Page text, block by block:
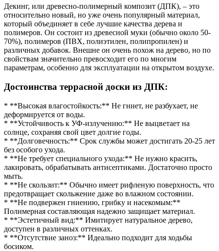
Декинг, или древесно-полимерный композит (ДПК), – это
относительно новый, но уже очень популярный материал,
который объединяет в себе лучшие качества дерева и
полимеров. Он состоит из древесной муки (обычно около 50-
70%), полимеров (ПВХ, полиэтилен, полипропилен) и
различных добавок. Внешне он очень похож на дерево, но по
свойствам значительно превосходит его по многим
параметрам, особенно для эксплуатации на открытом воздухе.
Достоинства террасной доски из ДПК:
* **Высокая влагостойкость:** Не гниет, не разбухает, не
деформируется от воды.
* **Устойчивость к УФ-излучению:** Не выцветает на
солнце, сохраняя свой цвет долгие годы.
* **Долговечность:** Срок службы может достигать 20-25 лет
без особого ухода.
* **Не требует специального ухода:** Не нужно красить,
лакировать, обрабатывать антисептиками. Достаточно просто
мыть.
* **Не скользит:** Обычно имеет рифленую поверхность, что
предотвращает скольжение даже во влажном состоянии.
* **Не подвержен гниению, грибку и насекомым:**
Полимерная составляющая надежно защищает материал.
* **Эстетичный вид:** Имитирует натуральное дерево,
доступен в различных оттенках.
* **Отсутствие заноз:** Идеально подходит для ходьбы
босиком.